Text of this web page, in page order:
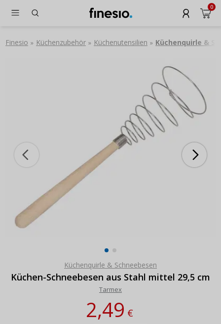
0
Finesio » Küchenzubehör » Küchenutensilien » Küchenquirle &
Küchenquirle & Schneebesen
Küchen-Schneebesen aus Stahl mittel 29,5 cm
Tarmex
2,49€